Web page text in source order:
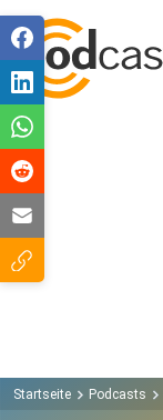
Startseite Podcasts